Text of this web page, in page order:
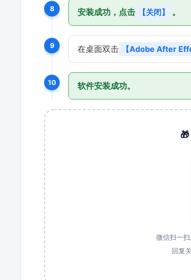
8 安装成功，点击 【关闭】 。
9 在桌面双击 【Adobe After
10 软件安装成功。
微信扫一
回复